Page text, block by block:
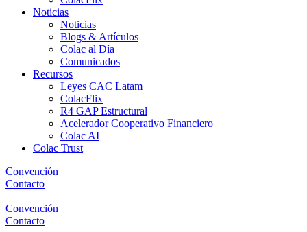
Noticias
Noticias
Blogs & Artículos
Colac al Día
Comunicados
Recursos
Leyes CAC Latam
ColacFlix
R4 GAP Estructural
Acelerador Cooperativo Financiero
Colac AI
Colac Trust
Convención
Contacto
Convención
Contacto